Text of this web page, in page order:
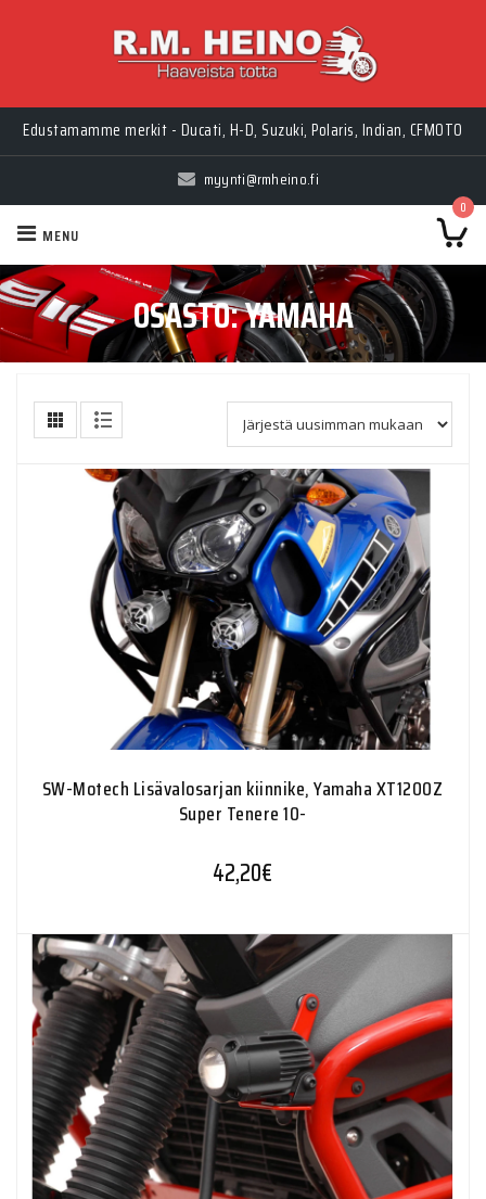
Edustamamme merkit - Ducati, H-D, Suzuki, Polaris, Indian, CFMOTO
myynti@rmheino.fi
0
MENU
OSASTO:YAMAHA
SW-Motech Lisävalosarjan kiinnike, Yamaha XT1200Z
Super Tenere 10-
42,20€